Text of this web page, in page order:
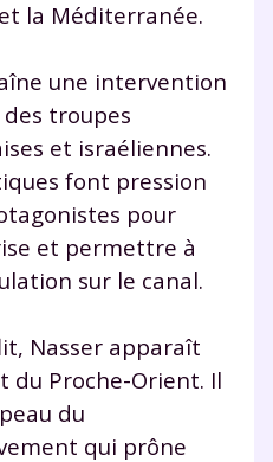
la Méditerranée.
une intervention
troupes
et israéliennes.
font pression
pour
et permettre à
sur le canal.
Nasser apparaît
du Proche-Orient. Il
du
qui prône